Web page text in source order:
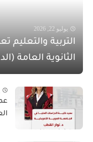
يوليو 22, 2026
التربية والتعليم
الثانوية العامة